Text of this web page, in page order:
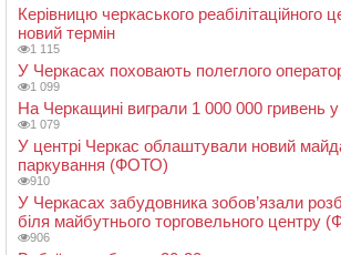
Керівницю черкаського реабілітаційного
новий термін
1 115
У Черкасах поховають полеглого
1 099
На Черкащині виграли 1 000 000 гривень
1 079
У центрі Черкас облаштували новий
паркування (ФОТО)
910
У Черкасах забудовника зобов’язали
біля майбутнього торговельного центру
906